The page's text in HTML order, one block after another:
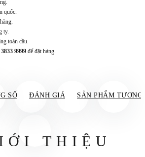
quốc.
ty.
toàn cầu.
9999 để đặt hàng.
SỐ ĐÁNH GIÁ SẢN PHẨM TƯƠNG
THIỆU